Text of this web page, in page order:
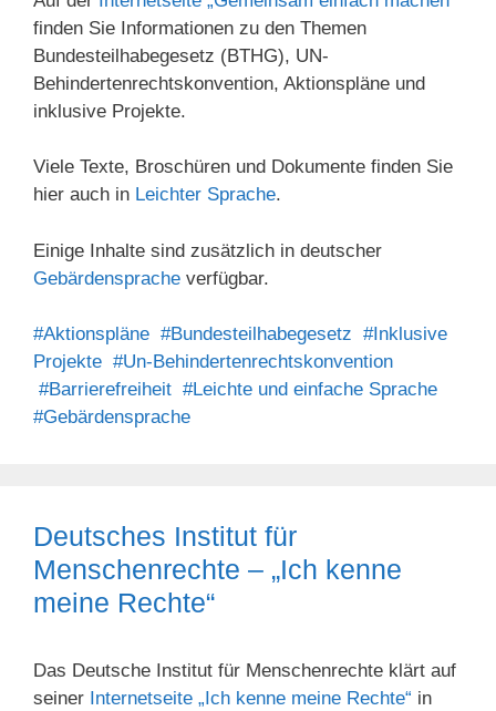
finden Sie Informationen zu den Themen
Bundesteilhabegesetz (BTHG), UN-
Behindertenrechtskonvention, Aktionspläne und
inklusive Projekte.
Viele Texte, Broschüren und Dokumente finden Sie
hier auch in Leichter Sprache.
Einige Inhalte sind zusätzlich in deutscher
Gebärdensprache verfügbar.
#Aktionspläne #Bundesteilhabegesetz #Inklusive
Projekte #Un-Behindertenrechtskonvention
#Barrierefreiheit #Leichte und einfache Sprache
#Gebärdensprache
Deutsches Institut für
Menschenrechte – „Ich kenne
meine Rechte“
Das Deutsche Institut für Menschenrechte klärt auf
seiner Internetseite „Ich kenne meine Rechte“ in